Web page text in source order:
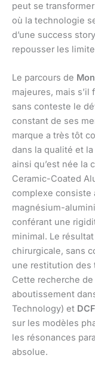
peut se
où la technologie
d’une success
repousser les
Le parcours de
majeures, mais s’il
sans conteste le
constant de ses
marque a très tôt
dans la qualité et
ainsi qu’est née la
Ceramic-Coated
complexe consiste
magnésium-
conférant une
minimal. Le
chirurgicale, sans
une restitution des
Cette recherche
aboutissement
Technology) et
sur les modèles
les résonances
absolue.